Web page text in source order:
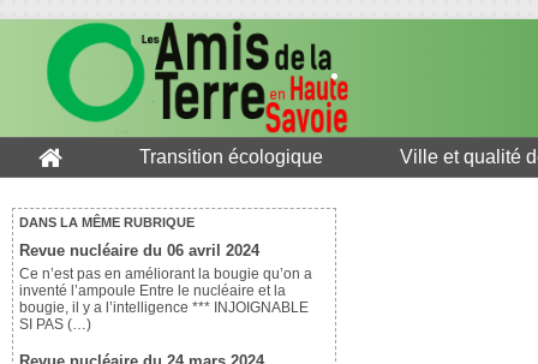
Transition écologique Ville et qualité
DANS LA MÊME RUBRIQUE
Revue nucléaire du 06 avril 2024
Ce n’est pas en améliorant la bougie qu’on a
inventé l’ampoule Entre le nucléaire et la
bougie, il y a l’intelligence *** INJOIGNABLE
SI PAS (…)